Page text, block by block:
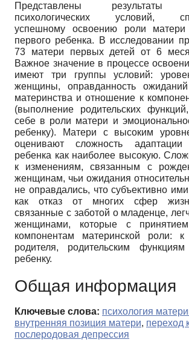
Представлены результаты
психологических условий,
успешному освоению роли
первого ребенка. В исследовании
73 матери первых детей от 6
Важное значение в процессе
имеют три группы условий:
женщины, оправданность ожиданий
материнства и отношение к
(выполнение родительских
себе в роли матери и
ребенку). Матери с высоким
оценивают сложность
ребенка как наиболее высокую.
к изменениям, связанным с
женщинам, чьи ожидания
не оправдались, что субъективно
как отказ от многих сфер
связанные с заботой о младенце,
женщинами, которые с
компонентам материнской роли:
родителя, родительским
ребенку.
Общая информация
Ключевые слова: психология
внутренняя позиция матери, переход
послеродовая депрессия